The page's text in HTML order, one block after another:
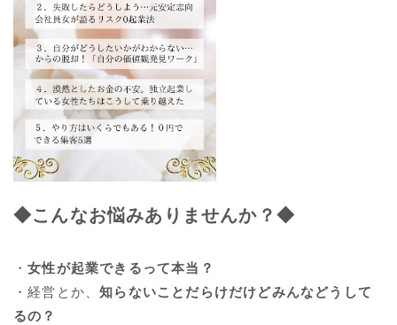
◆こんなお悩みありませんか？◆
・女性が起業できるって本当？
・経営とか、知らないことだらけだけどみんなどうして
るの？